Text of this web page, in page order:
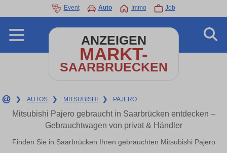
Event Auto Immo Job
ANZEIGEN
MARKT-
SAARBRUECKEN
❯ AUTOS ❯ MITSUBISHI ❯ PAJERO
Mitsubishi Pajero gebraucht in Saarbrücken entdecken –
Gebrauchtwagen von privat & Händler
Finden Sie in Saarbrücken Ihren gebrauchten Mitsubishi Pajero